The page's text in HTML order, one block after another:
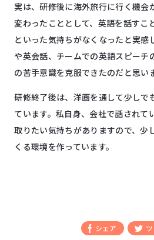
実は、研修後に海外旅行に行く機会
変わったこととして、英語を話すこ
といった気持ちがなくなったと実感
や英会話、チームでの英語スピーチ
の苦手意識を克服できたのだと思い
研修終了後は、洋画を通して少しで
ています。私自身、会社で話されて
取りたい気持ちがありますので、少
くる環境を作っています。
シェア